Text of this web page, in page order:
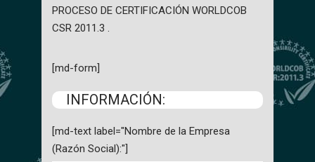
PROCESO DE CERTIFICACIÓN WORLDCOB
CSR 2011.3 .
[md-form]
INFORMACIÓN:
[md-text label="Nombre de la Empresa
(Razón Social):"]